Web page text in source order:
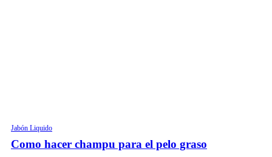
Jabón Liquido
Como hacer champu para el pelo graso